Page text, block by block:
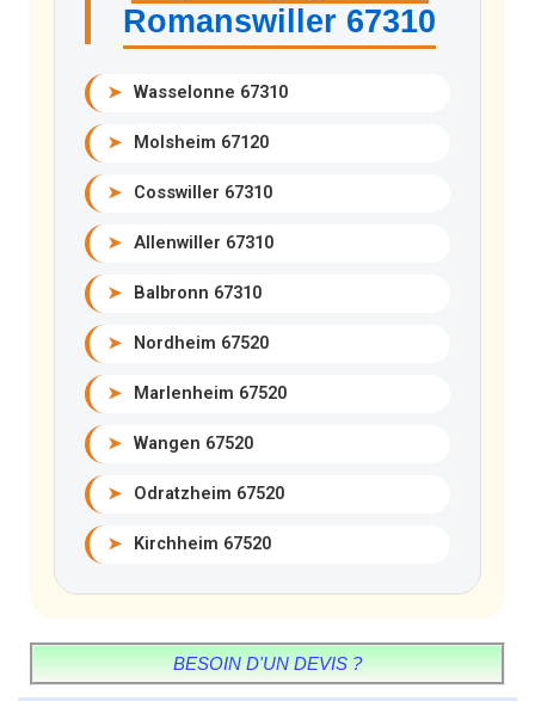
Romanswiller 67310
➤ Wasselonne 67310
➤ Molsheim 67120
➤ Cosswiller 67310
➤ Allenwiller 67310
➤ Balbronn 67310
➤ Nordheim 67520
➤ Marlenheim 67520
➤ Wangen 67520
➤ Odratzheim 67520
➤ Kirchheim 67520
BESOIN D'UN DEVIS ?